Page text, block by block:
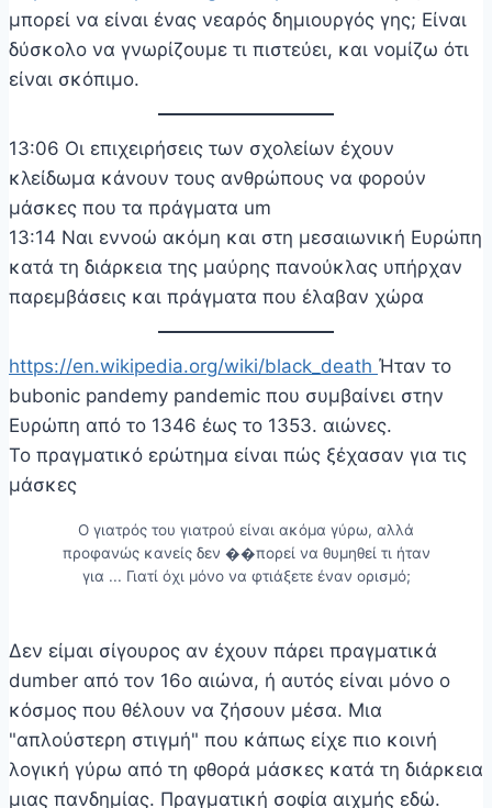
μπορεί να είναι ένας νεαρός δημιουργός γης; Είναι
δύσκολο να γνωρίζουμε τι πιστεύει, και νομίζω ότι
είναι σκόπιμο.
13:06 Οι επιχειρήσεις των σχολείων έχουν
κλείδωμα κάνουν τους ανθρώπους να φορούν
μάσκες που τα πράγματα um
13:14 Ναι εννοώ ακόμη και στη μεσαιωνική Ευρώπη
κατά τη διάρκεια της μαύρης πανούκλας υπήρχαν
παρεμβάσεις και πράγματα που έλαβαν χώρα
https://en.wikipedia.org/wiki/black_death Ήταν το
bubonic pandemy pandemic που συμβαίνει στην
Ευρώπη από το 1346 έως το 1353. αιώνες.
Το πραγματικό ερώτημα είναι πώς ξέχασαν για τις
μάσκες
Ο γιατρός του γιατρού είναι ακόμα γύρω, αλλά
προφανώς κανείς δεν ��πορεί να θυμηθεί τι ήταν
για ... Γιατί όχι μόνο να φτιάξετε έναν ορισμό;
Δεν είμαι σίγουρος αν έχουν πάρει πραγματικά
dumber από τον 16ο αιώνα, ή αυτός είναι μόνο ο
κόσμος που θέλουν να ζήσουν μέσα. Μια
"απλούστερη στιγμή" που κάπως είχε πιο κοινή
λογική γύρω από τη φθορά μάσκες κατά τη διάρκεια
μιας πανδημίας. Πραγματική σοφία αιχμής εδώ.